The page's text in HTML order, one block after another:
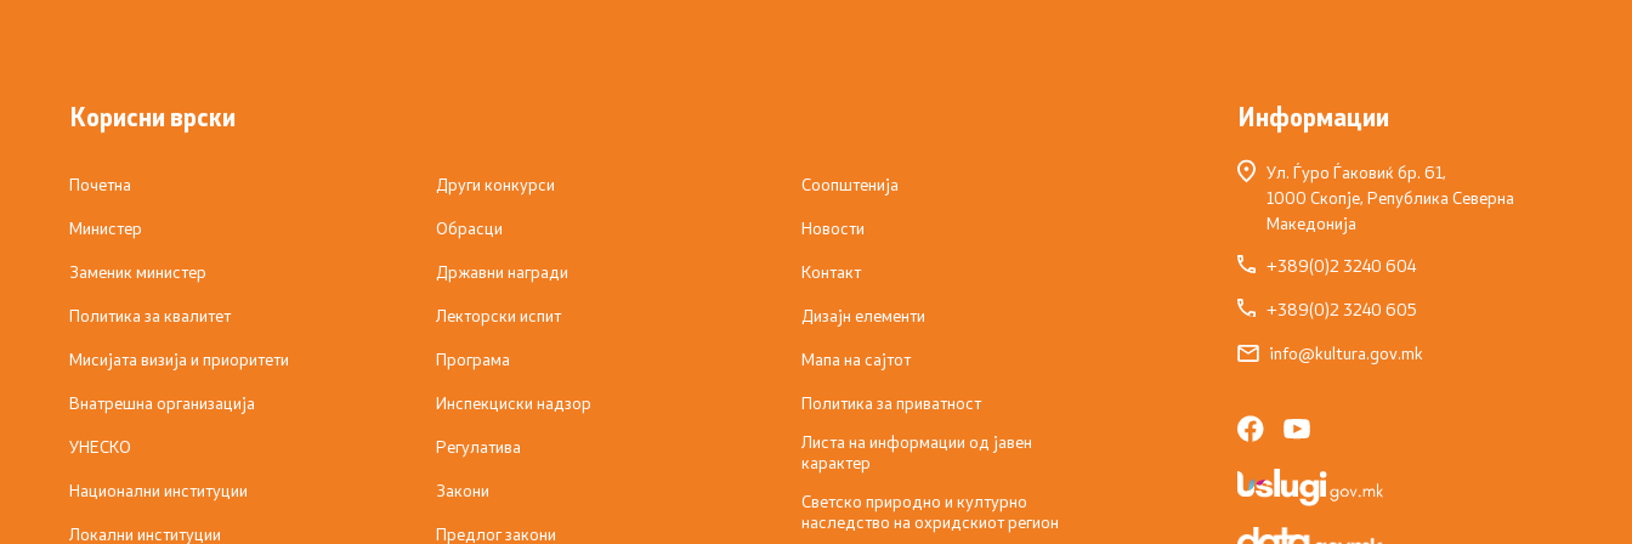
Корисни врски
Почетна
Министер
Заменик министер
Политика за квалитет
Мисијата визија и приоритети
Внатрешна организација
УНЕСКО
Национални институции
Локални институции
Други конкурси
Обрасци
Државни награди
Лекторски испит
Програма
Инспекциски надзор
Регулатива
Закони
Предлог закони
Соопштенија
Новости
Контакт
Дизајн елементи
Мапа на сајтот
Политика за приватност
Листа на информации од јавен
карактер
Светско природно и културно
наследство на охридскиот регион
Информации
Ул. Ѓуро Ѓаковиќ бр. 61,
1000 Скопје, Република Северна
Македонија
+389(0)2 3240 604
+389(0)2 3240 605
info@kultura.gov.mk